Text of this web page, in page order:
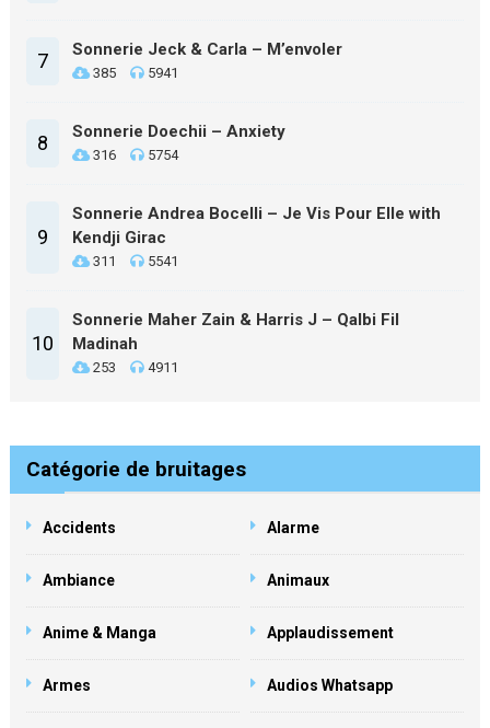
7 Sonnerie Jeck & Carla – M’envoler
385 5941
8 Sonnerie Doechii – Anxiety
316 5754
9
Sonnerie Andrea Bocelli – Je Vis Pour Elle with
Kendji Girac
311 5541
10
Sonnerie Maher Zain & Harris J – Qalbi Fil
Madinah
253 4911
Catégorie de bruitages
Accidents Alarme
Ambiance Animaux
Anime & Manga Applaudissement
Armes Audios Whatsapp